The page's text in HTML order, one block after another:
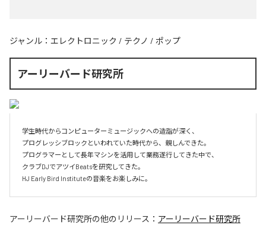
ジャンル： エレクトロニック / テクノ / ポップ
アーリーバード研究所
学生時代からコンピューターミュージックへの造詣が深く、
プログレッシブロックといわれていた時代から、親しんできた。
プログラマーとして長年マシンを活用して業務遂行してきた中で、
クラブDJでアツイBeatsを研究してきた。
HJ Early Bird Instituteの音楽をお楽しみに。
アーリーバード研究所の他のリリース： アーリーバード研究所